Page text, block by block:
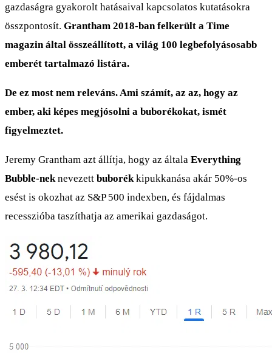
gazdaságra gyakorolt hatásaival kapcsolatos kutatásokra
összpontosít. Grantham 2018-ban felkerült a Time
magazin által összeállított, a világ 100 legbefolyásosabb
emberét tartalmazó listára.
De ez most nem releváns. Ami számít, az az, hogy az
ember, aki képes megjósolni a buborékokat, ismét
figyelmeztet.
Jeremy Grantham azt állítja, hogy az általa Everything
Bubble-nek nevezett buborék kipukkanása akár 50%-os
esést is okozhat az S&P 500 indexben, és fájdalmas
recesszióba taszíthatja az amerikai gazdaságot.